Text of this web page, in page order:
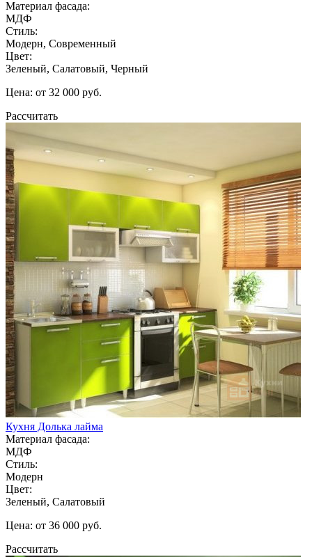
Материал фасада:
МДФ
Стиль:
Модерн, Современный
Цвет:
Зеленый, Салатовый, Черный
Цена: от 32 000 руб.
Рассчитать
Кухня Долька лайма
Материал фасада:
МДФ
Стиль:
Модерн
Цвет:
Зеленый, Салатовый
Цена: от 36 000 руб.
Рассчитать